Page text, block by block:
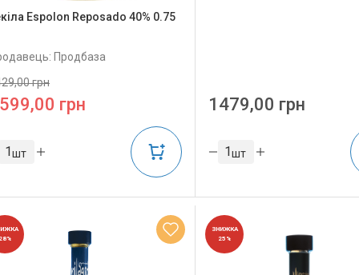
Espolon Reposado 40% 0.75
Продбаза
грн
грн
шт
1479,00 грн
шт
28%
ЗНИЖКА
25%